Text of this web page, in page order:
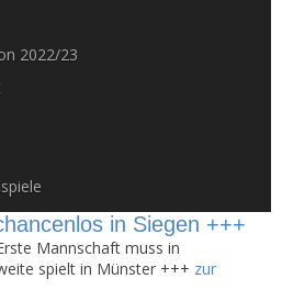
2022/23
in Siegen +++
Mannschaft muss in
spielt in Münster +++ zur